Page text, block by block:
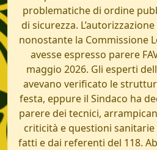
problematiche di ordine
di sicurezza.
nonostante la Commissione
avesse espresso parere
maggio 2026. Gli esperti
avevano verificato le
festa, eppure il Sindaco ha
parere dei tecnici,
criticità e questioni
fatti e dai referenti del 118.